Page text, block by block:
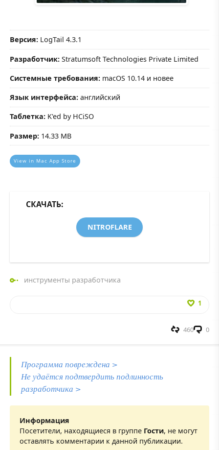
Версия: LogTail 4.3.1
Разработчик: Stratumsoft Technologies Private Limited
Системные требования: macOS 10.14 и новее
Язык интерфейса: английский
Таблетка: K'ed by HCiSO
Размер: 14.33 MB
View in Mac App Store
СКАЧАТЬ:
NITROFLARE
инструменты разработчика
1
0
460
Программа повреждена >
Не удаётся подтвердить подлинность
разработчика >
Информация
Посетители, находящиеся в группе Гости, не могут
оставлять комментарии к данной публикации.